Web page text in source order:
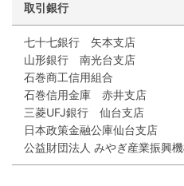
取引銀行
七十七銀行 矢本支店
山形銀行 南光台支店
石巻商工信用組合
石巻信用金庫 赤井支店
三菱UFJ銀行 仙台支店
日本政策金融公庫仙台支店
公益財団法人 みやぎ産業振興